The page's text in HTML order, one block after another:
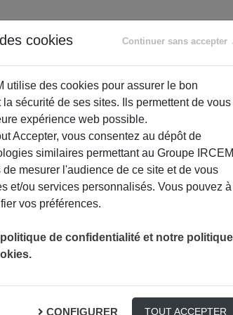
ACCOMPAGNEMENT
DES RETRAITES COMPLÉMENTAIRES :
cookies Continuer sans accepter
utilise des cookies pour assurer le bon
sécurité de ses sites. Ils permettent de vous
expérience web possible.
Accepter, vous consentez au dépôt de
similaires permettant au Groupe IRCEM
mesurer l'audience de ce site et de vous
et/ou services personnalisés. Vous pouvez à
vos préférences.
de confidentialité et notre politique
CONFIGURER TOUT ACCEPTER